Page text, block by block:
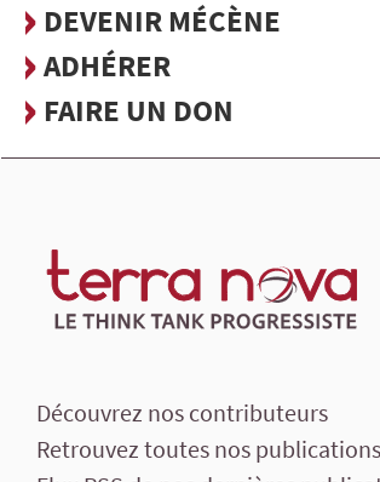
DEVENIR MÉCÈNE
ADHÉRER
FAIRE UN DON
Découvrez nos contributeurs
Retrouvez toutes nos publications